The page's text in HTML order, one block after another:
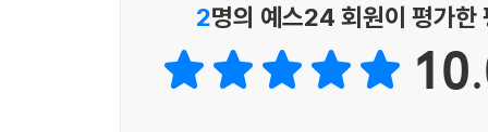
2명의 예스24 회원이 평가한